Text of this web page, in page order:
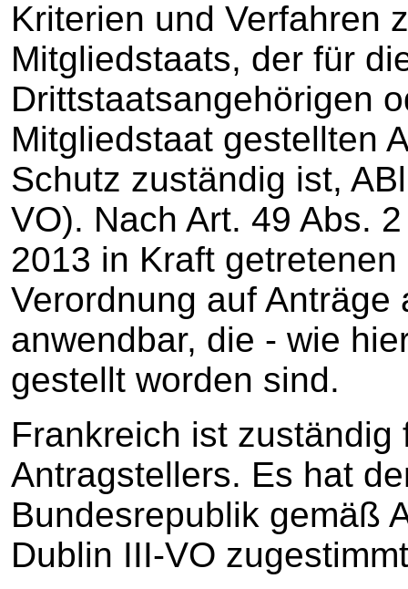
Kriterien und Verfahren
Mitgliedstaats, der für
Drittstaatsangehörigen
Mitgliedstaat gestellten
Schutz zuständig ist,
VO). Nach Art. 49 Abs.
2013 in Kraft
Verordnung auf
anwendbar, die - wie
gestellt worden sind.
Frankreich ist
Antragstellers. Es hat
Bundesrepublik gemäß
Dublin III-VO